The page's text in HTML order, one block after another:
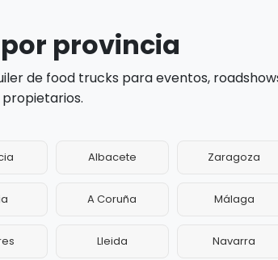
provincia
de food trucks para eventos,
Albacete Zaragoza
A Coruña Málaga
Lleida Navarra